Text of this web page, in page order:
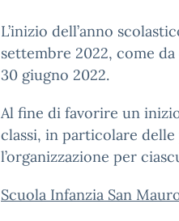
L’inizio dell’anno
settembre 2022, come
30 giugno 2022.
Al fine di favorire un
classi, in particolare
l’organizzazione per
Scuola Infanzia San